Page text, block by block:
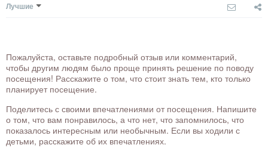
Лучшие
Пожалуйста, оставьте подробный отзыв или комментарий,
чтобы другим людям было проще принять решение по поводу
посещения! Расскажите о том, что стоит знать тем, кто только
планирует посещение.
Поделитесь с своими впечатлениями от посещения. Напишите
о том, что вам понравилось, а что нет, что запомнилось, что
показалось интересным или необычным. Если вы ходили с
детьми, расскажите об их впечатлениях.